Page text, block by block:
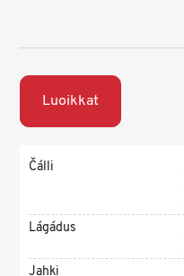
Luoikkat
Čálli
Lágádus
Jahki